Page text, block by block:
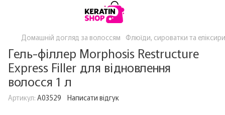
Домашній догляд за волоссям Флюїди, сироватки та еліксири
Гель-філлер Morphosis Restructure
Express Filler для відновлення
волосся 1 л
Артикул: A03529 Написати відгук